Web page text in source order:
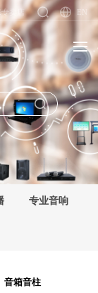
专卖店 EN
专业音响
音箱音柱